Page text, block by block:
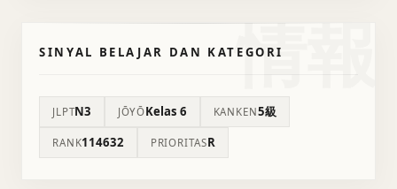
情報
SINYAL BELAJAR DAN KATEGORI
JLPTN3 JŌYŌKelas 6 KANKEN5級
RANK114632 PRIORITASR